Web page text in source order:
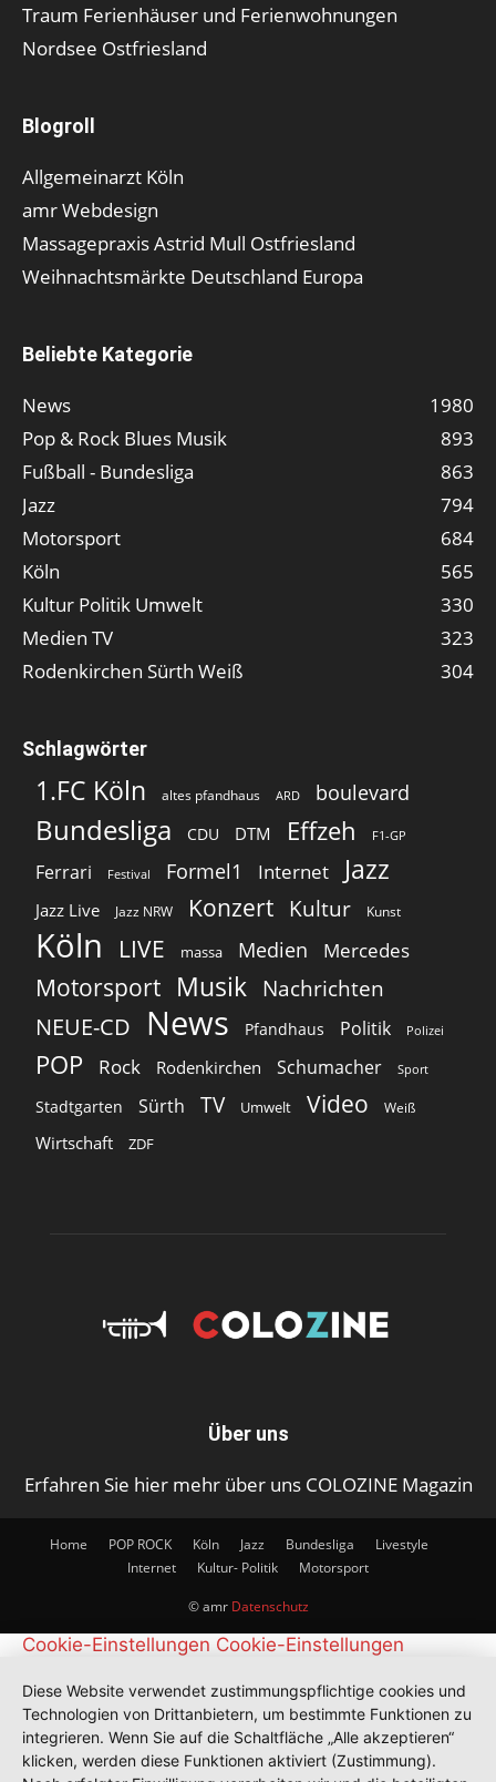
Traum Ferienhäuser und Ferienwohnungen
Nordsee Ostfriesland
Blogroll
Allgemeinarzt Köln
amr Webdesign
Massagepraxis Astrid Mull Ostfriesland
Weihnachtsmärkte Deutschland Europa
Beliebte Kategorie
News
1980
Pop & Rock Blues Musik
893
Fußball - Bundesliga
863
Jazz
794
Motorsport
684
Köln
565
Kultur Politik Umwelt
330
Medien TV
323
Rodenkirchen Sürth Weiß
304
Schlagwörter
1.FC Köln altes pfandhaus ARD boulevard
Bundesliga CDU DTM Effzeh F1-GP
Ferrari Festival Formel1 Internet Jazz
Jazz Live Jazz NRW Konzert Kultur Kunst
Köln LIVE massa Medien Mercedes
Motorsport Musik Nachrichten
NEUE-CD
News Pfandhaus Politik Polizei
POP Rock Rodenkirchen Schumacher Sport
Stadtgarten Sürth TV Umwelt Video Weiß
Wirtschaft ZDF
Über uns
Erfahren Sie hier mehr über uns COLOZINE Magazin
Home POP ROCK Köln Jazz Bundesliga
Livestyle
Internet
Kultur- Politik Motorsport
© amr Datenschutz
Cookie-Einstellungen Cookie-Einstellungen
Diese Website verwendet zustimmungspflichtige cookies und
Technologien von Drittanbietern, um bestimmte Funktionen zu
integrieren. Wenn Sie auf die Schaltfläche „Alle akzeptieren“
klicken, werden diese Funktionen aktiviert (Zustimmung).